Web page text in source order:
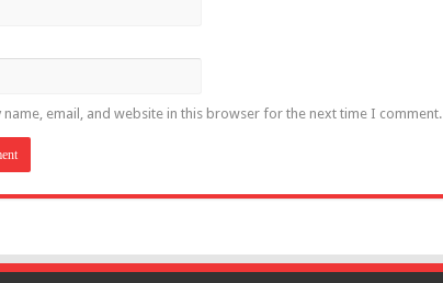
name, email, and website in this browser for the next time I comment.